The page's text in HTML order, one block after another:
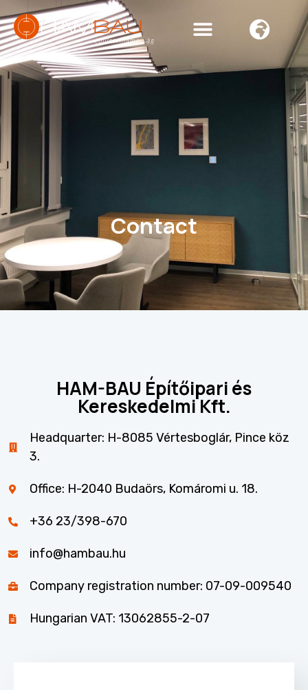
Contact
HAM-BAU Építőipari és
Kereskedelmi Kft.
Headquarter: H-8085 Vértesboglár, Pince köz
3.
Office: H-2040 Budaörs, Komáromi u. 18.
+36 23/398-670
info@hambau.hu
Company registration number: 07-09-009540
Hungarian VAT: 13062855-2-07